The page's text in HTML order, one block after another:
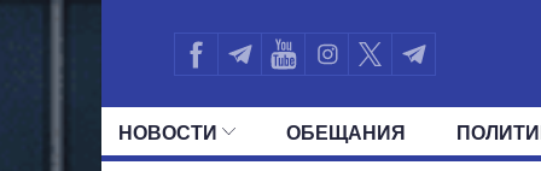
НОВОСТИ ОБЕЩАНИЯ